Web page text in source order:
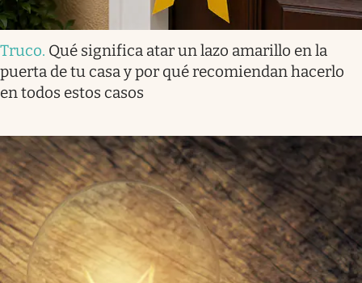
Truco. Qué significa atar un lazo amarillo en la
puerta de tu casa y por qué recomiendan hacerlo
en todos estos casos